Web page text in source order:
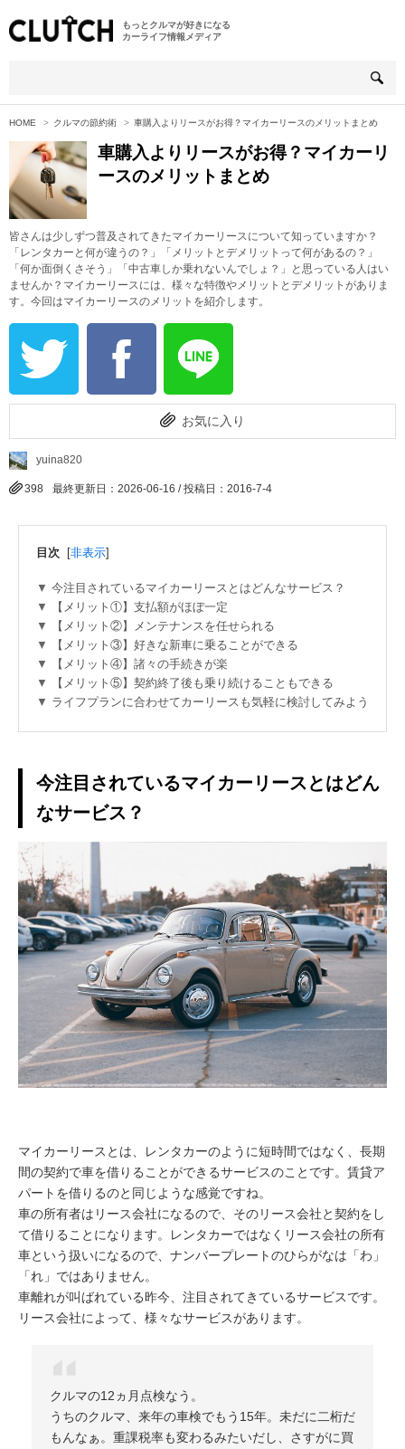
もっとクルマが好きになる
カーライフ情報メディア
HOME クルマの節約術 車購入よりリースがお得？マイカーリースのメリットまとめ
車購入よりリースがお得？マイカーリ
ースのメリットまとめ
皆さんは少しずつ普及されてきたマイカーリースについて知っていますか？
「レンタカーと何が違うの？」「メリットとデメリットって何があるの？」
「何か面倒くさそう」「中古車しか乗れないんでしょ？」と思っている人はい
ませんか？マイカーリースには、様々な特徴やメリットとデメリットがありま
す。今回はマイカーリースのメリットを紹介します。
お気に入り
yuina820
398 最終更新日：2026-06-16 / 投稿日： 2016-7-4
目次 [非表示]
今注目されているマイカーリースとはどんなサービス？
【メリット①】支払額がほぼ一定
【メリット②】メンテナンスを任せられる
【メリット③】好きな新車に乗ることができる
【メリット④】諸々の手続きが楽
【メリット⑤】契約終了後も乗り続けることもできる
ライフプランに合わせてカーリースも気軽に検討してみよう
今注目されているマイカーリースとはどん
なサービス？
マイカーリースとは、レンタカーのように短時間ではなく、長期
間の契約で車を借りることができるサービスのことです。賃貸ア
パートを借りるのと同じような感覚ですね。
車の所有者はリース会社になるので、そのリース会社と契約をし
て借りることになります。レンタカーではなくリース会社の所有
車という扱いになるので、ナンバープレートのひらがなは「わ」
「れ」ではありません。
車離れが叫ばれている昨今、注目されてきているサービスです。
リース会社によって、様々なサービスがあります。
クルマの12ヵ月点検なう。
うちのクルマ、来年の車検でもう15年。未だに二桁だ
もんなぁ。重課税率も変わるみたいだし、さすがに買